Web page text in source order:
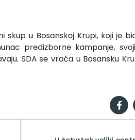
u Bosanskoj Krupi, koji je
predizborne kampanje,
SDA se vraća u Bosansku